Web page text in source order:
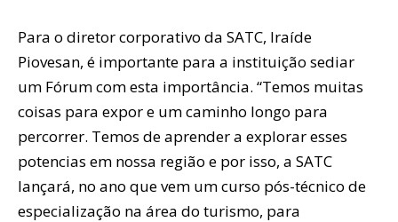
Para o diretor corporativo da SATC, Iraíde
Piovesan, é importante para a instituição sediar
um Fórum com esta importância. “Temos muitas
coisas para expor e um caminho longo para
percorrer. Temos de aprender a explorar esses
potencias em nossa região e por isso, a SATC
lançará, no ano que vem um curso pós-técnico de
especialização na área do turismo, para